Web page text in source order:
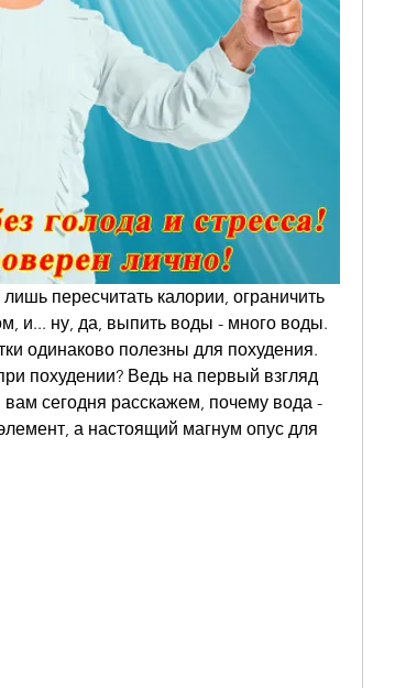
пересчитать калории, ограничить
и... ну, да, выпить воды - много воды.
одинаково полезны для похудения.
похудении? Ведь на первый взгляд
сегодня расскажем, почему вода -
а настоящий магнум опус для